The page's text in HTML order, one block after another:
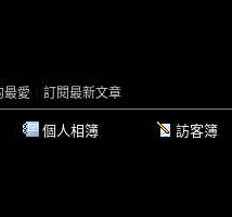
個人相簿 訪客簿
最愛 訂閱最新文章